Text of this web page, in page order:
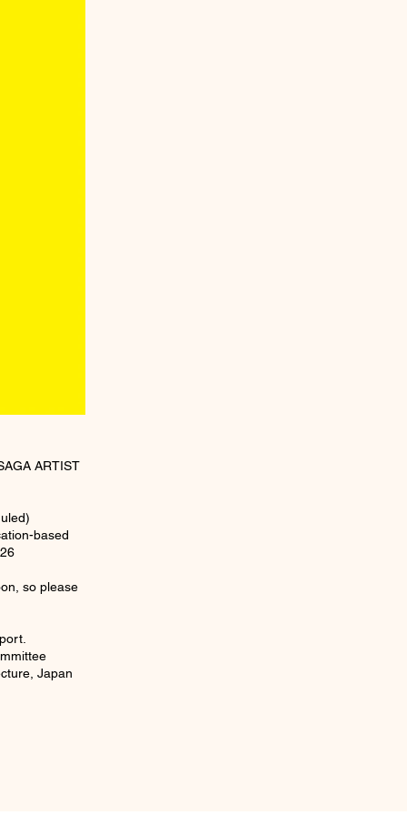
ARTIST
based
so please
Japan